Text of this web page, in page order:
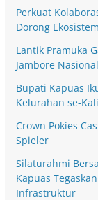
Perkuat
Dorong
Lantik Pramuka
Jambore
Bupati Kapuas
Kelurahan se-
Crown Pokies
Spieler
Silaturahmi
Kapuas
Infrastruktur